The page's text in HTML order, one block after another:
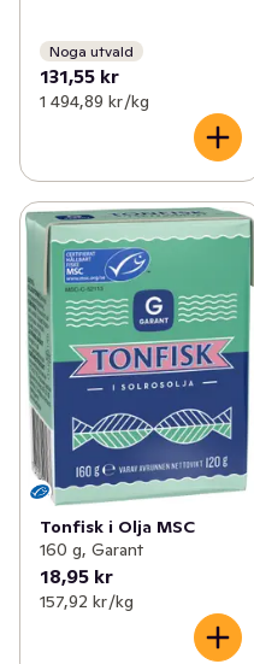
Noga utvald
131,55 kr
1 494,89 kr /kg
Tonfisk i Olja MSC
160 g, Garant
18,95 kr
157,92 kr /kg